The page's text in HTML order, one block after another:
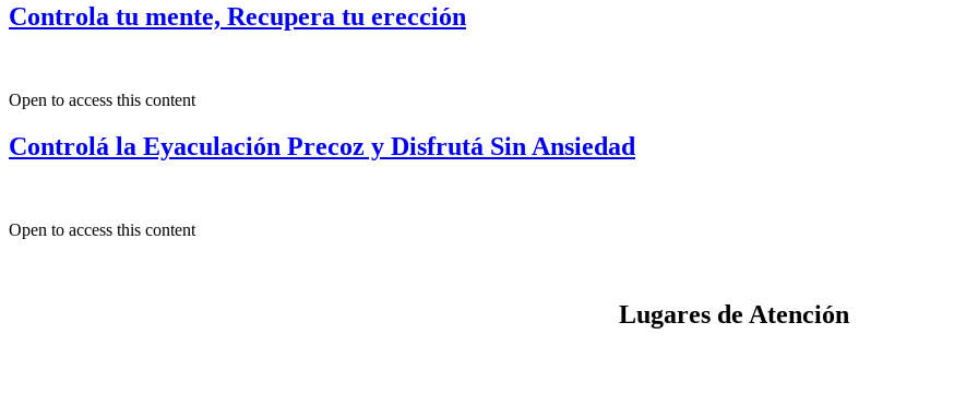
Controla tu mente, Recupera tu erección​
Open to access this content
Controlá la Eyaculac​ión Precoz y Disfrutá Sin Ansiedad
Open to access this content
Lugares de Atención​